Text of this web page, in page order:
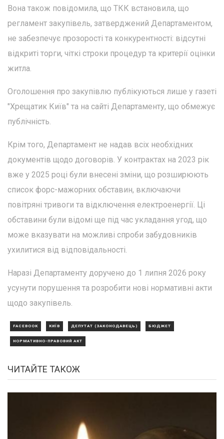
Вона також повідомила, що ТКК встановила, що
регламент закупівель, затверджений Департаментом,
не забезпечує прозорості та конкурентності: відсутні
відкриті торги, чіткі строки процедур та критерії оцінки
житла.
Оголошення про закупівлю публікуються лише у газеті
"Хрещатик Київ" та на сайті Департаменту, що обмежує
публічність.
Крім того, Департамент не надав всіх необхідних
документів щодо договорів. У контрактах на 2023 рік
вже у 2025 році були внесені зміни, що розширюють
список форс-мажорних обставин, включаючи
повітряні тривоги та відключення електроенергії. Ці
обставини були відомі ще під час укладання угод, що
може вказувати на можливі спроби забудовників
ухилитися від відповідальності.
Наразі Департаменту доручено до 1 липня 2026 року
усунути порушення та розробити нові нормативні акти
щодо закупівель.
FACEBOOK КИЇВ ДЕПУТАТ (ЗАКОНОДАВЕЦЬ) БЮДЖЕТ
НОРМАТИВНО-ПРАВОВИЙ АКТ
ЧИТАЙТЕ ТАКОЖ